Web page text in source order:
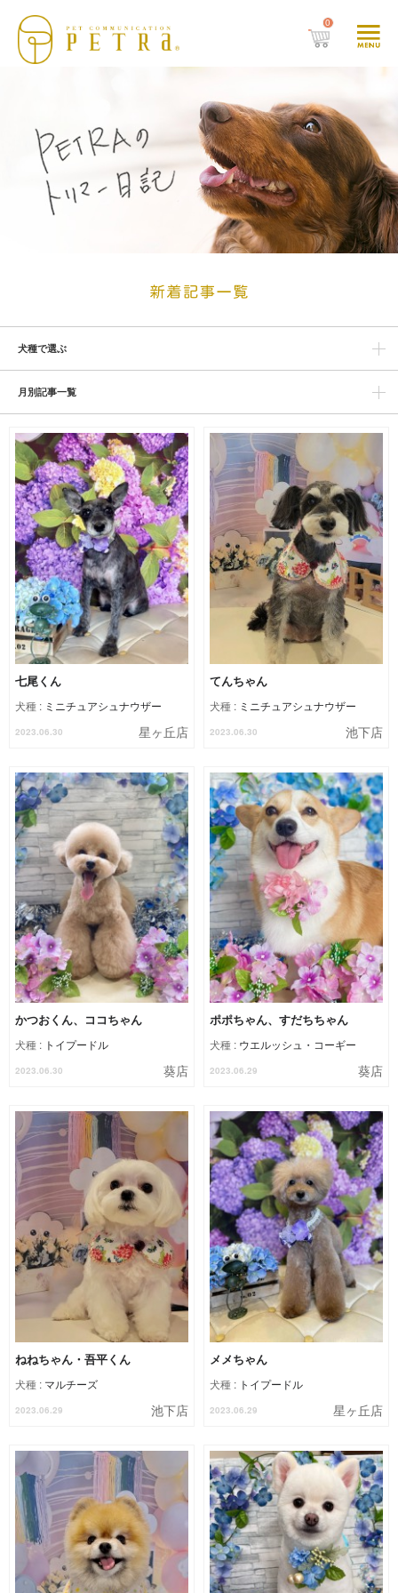
0
犬種で選ぶ
月別記事一覧
七尾くん
犬種 : ミニチュアシュナウザー
2023.06.30 星ヶ丘店
てんちゃん
犬種 : ミニチュアシュナウザー
2023.06.30 池下店
かつおくん、ココちゃん
犬種 : トイプードル
2023.06.30 葵店
ポポちゃん、すだちちゃん
犬種 : ウエルッシュ・コーギー
2023.06.29 葵店
ねねちゃん・吾平くん
犬種 : マルチーズ
2023.06.29 池下店
メメちゃん
犬種 : トイプードル
2023.06.29 星ヶ丘店